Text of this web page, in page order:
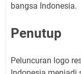
bangsa Indonesia.
Penutup
Peluncuran logo